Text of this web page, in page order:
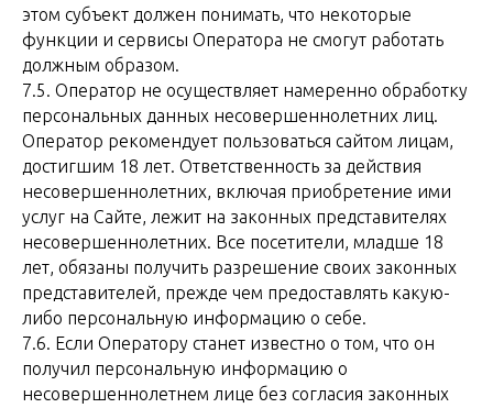
этом субъект должен понимать, что некоторые
функции и сервисы Оператора не смогут работать
должным образом.
7.5. Оператор не осуществляет намеренно обработку
персональных данных несовершеннолетних лиц.
Оператор рекомендует пользоваться сайтом лицам,
достигшим 18 лет. Ответственность за действия
несовершеннолетних, включая приобретение ими
услуг на Сайте, лежит на законных представителях
несовершеннолетних. Все посетители, младше 18
лет, обязаны получить разрешение своих законных
представителей, прежде чем предоставлять какую-
либо персональную информацию о себе.
7.6. Если Оператору станет известно о том, что он
получил персональную информацию о
несовершеннолетнем лице без согласия законных